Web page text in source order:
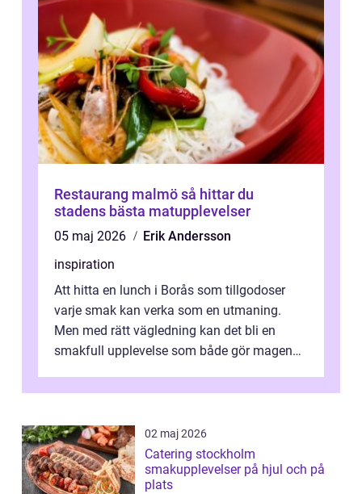
Restaurang malmö så hittar du
stadens bästa matupplevelser
05 maj 2026
Erik Andersson
inspiration
Att hitta en lunch i Borås som tillgodoser
varje smak kan verka som en utmaning.
Men med rätt vägledning kan det bli en
smakfull upplevelse som både gör magen
02 maj 2026
Catering stockholm
smakupplevelser på hjul och på
plats